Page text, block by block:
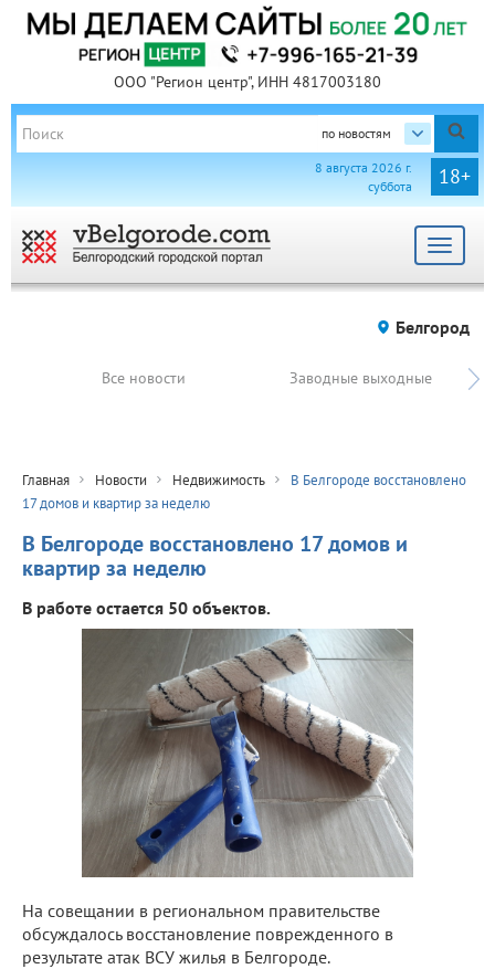
ООО "Регион центр", ИНН 4817003180
по новостям
18+
8 августа 2026 г.
суббота
Toggle
Белгород
Все новости Заводные выходные
Главная Новости Недвижимость
В Белгороде восстановлено
17 домов и квартир за неделю
В Белгороде восстановлено 17 домов и
квартир за неделю
В работе остается 50 объектов.
На совещании в региональном правительстве
обсуждалось восстановление поврежденного в
результате атак ВСУ жилья в Белгороде.